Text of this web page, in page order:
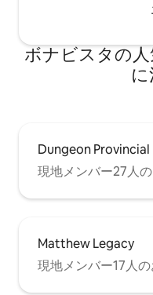
ボナビスタの
Dungeon Provincial
現地メンバー27人
Matthew Legacy
現地メンバー17人